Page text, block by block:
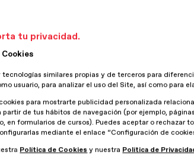
Francesca nos explica que su labor como
Francesca es una observadora del micro
se centra más en estudiar directamente al
que es el ahora. La Nueva Normalidad es
encontramos en medio de una crisis en la
a ser online. Las celebraciones se
online se priorizan sobre las
hemos vivido un parón mundial que no se
tu privacidad.
similares propias y de terceros para
usuario, para analizar el uso del Site, así como para
para mostrarte publicidad personalizada
partir de tus hábitos de navegación (por ejemplo,
en formularios de cursos). Puedes aceptar o rechazar
mediante el enlace “Configuración de
Política de Cookies y nuestra Política de